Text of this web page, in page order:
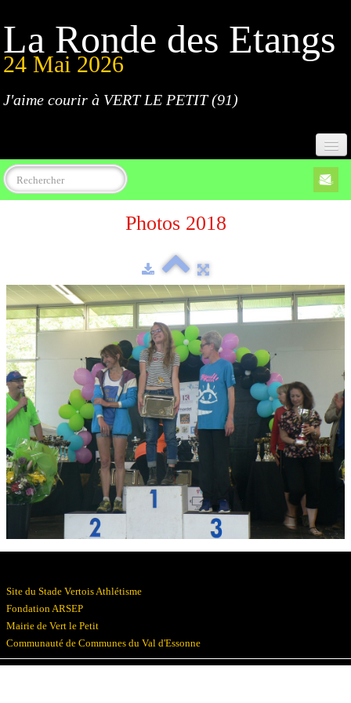
La Ronde des Etangs
24 Mai 2026
J'aime courir à VERT LE PETIT (91)
Accueil
Règlement
Parcours
Résultats
Devenez bénévoles
Partenaires
Photos ▼
Photos 2018
Site du Stade Vertois Athlétisme
Fondation ARSEP
Mairie de Vert le Petit
Communauté de Communes du Val d'Essonne